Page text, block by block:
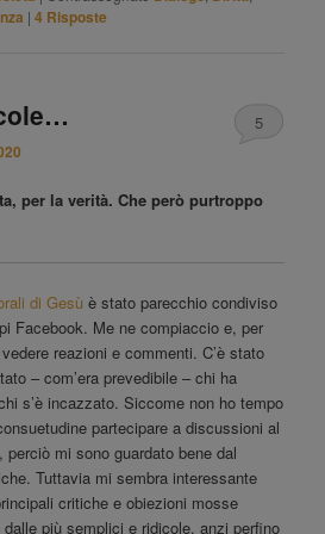
|4 Risposte
5
per la verità. Che però purtroppo
di Gesù è stato parecchio condiviso
Facebook. Me ne compiaccio e, per
reazioni e commenti. C’è stato
– com’era prevedibile – chi ha
s’è incazzato. Siccome non ho tempo
partecipare a discussioni al
mi sono guardato bene dal
Tuttavia mi sembra interessante
critiche e obiezioni mosse
dalle più semplici e ridicole, anzi perfino